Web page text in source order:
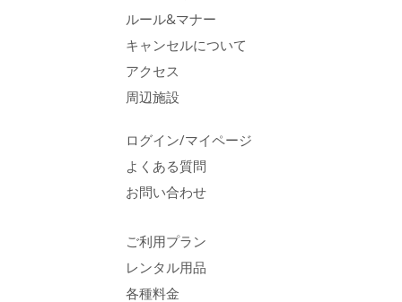
ルール&マナー
キャンセルについて
アクセス
周辺施設
ログイン/マイページ
よくある質問
お問い合わせ
ご利用プラン
レンタル用品
各種料金